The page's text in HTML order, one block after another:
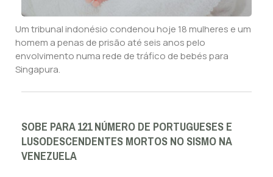
Um tribunal indonésio condenou hoje 18 mulheres e um
homem a penas de prisão até seis anos pelo
envolvimento numa rede de tráfico de bebés para
Singapura.
SOBE PARA 121 NÚMERO DE PORTUGUESES E
LUSODESCENDENTES MORTOS NO SISMO NA
VENEZUELA